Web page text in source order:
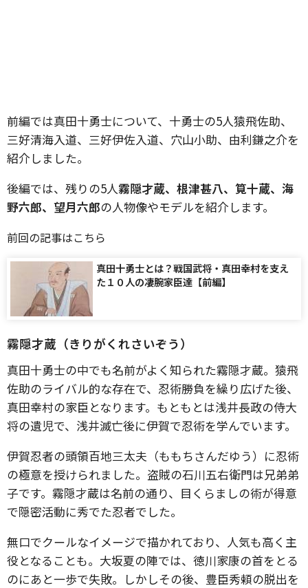
前編では真田十勇士について、十勇士の5人猿飛佐助、
三好清海入道、三好伊佐入道、穴山小助、由利鎌之介を
紹介しました。
後編では、残りの5人霧隠才蔵、根津甚八、筧十蔵、海
野六郎、望月六郎の人物像やモデルを紹介します。
前回の記事はこちら
真田十勇士とは？戦国武将・真田幸村を支え
た１０人の凄腕家臣達【前編】
霧隠才蔵（きりがくれさいぞう）
真田十勇士の中でも名前がよく知られた霧隠才蔵。猿飛
佐助のライバル的な存在で、忍術勝負を繰り広げた後、
真田幸村の家臣となります。もともとは浅井長政の侍大
将の遺児で、浅井滅亡後に伊賀で忍術を学んでいます。
伊賀忍者の頭領百地三太夫（ももちさんだゆう）に忍術
の極意を授けられました。盗賊の石川五右衛門は兄弟弟
子です。霧隠才蔵は名前の通り、目くらましの術が得意
で隠密活動に秀でた忍者でした。
無口でクールなイメージで描かれており、人気も高く主
役となることも。大坂夏の陣では、徳川家康の首をとる
のにあと一歩で失敗。しかしその後、豊臣秀頼の脱出を